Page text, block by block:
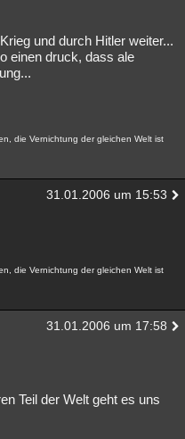
und durch Hitler weiter...
einen druck, dass ale
die Vernichtung der gleichen Welt ist
31.01.2006 um 15:53
die Vernichtung der gleichen Welt ist
31.01.2006 um 17:58
Teil der Welt geht es uns